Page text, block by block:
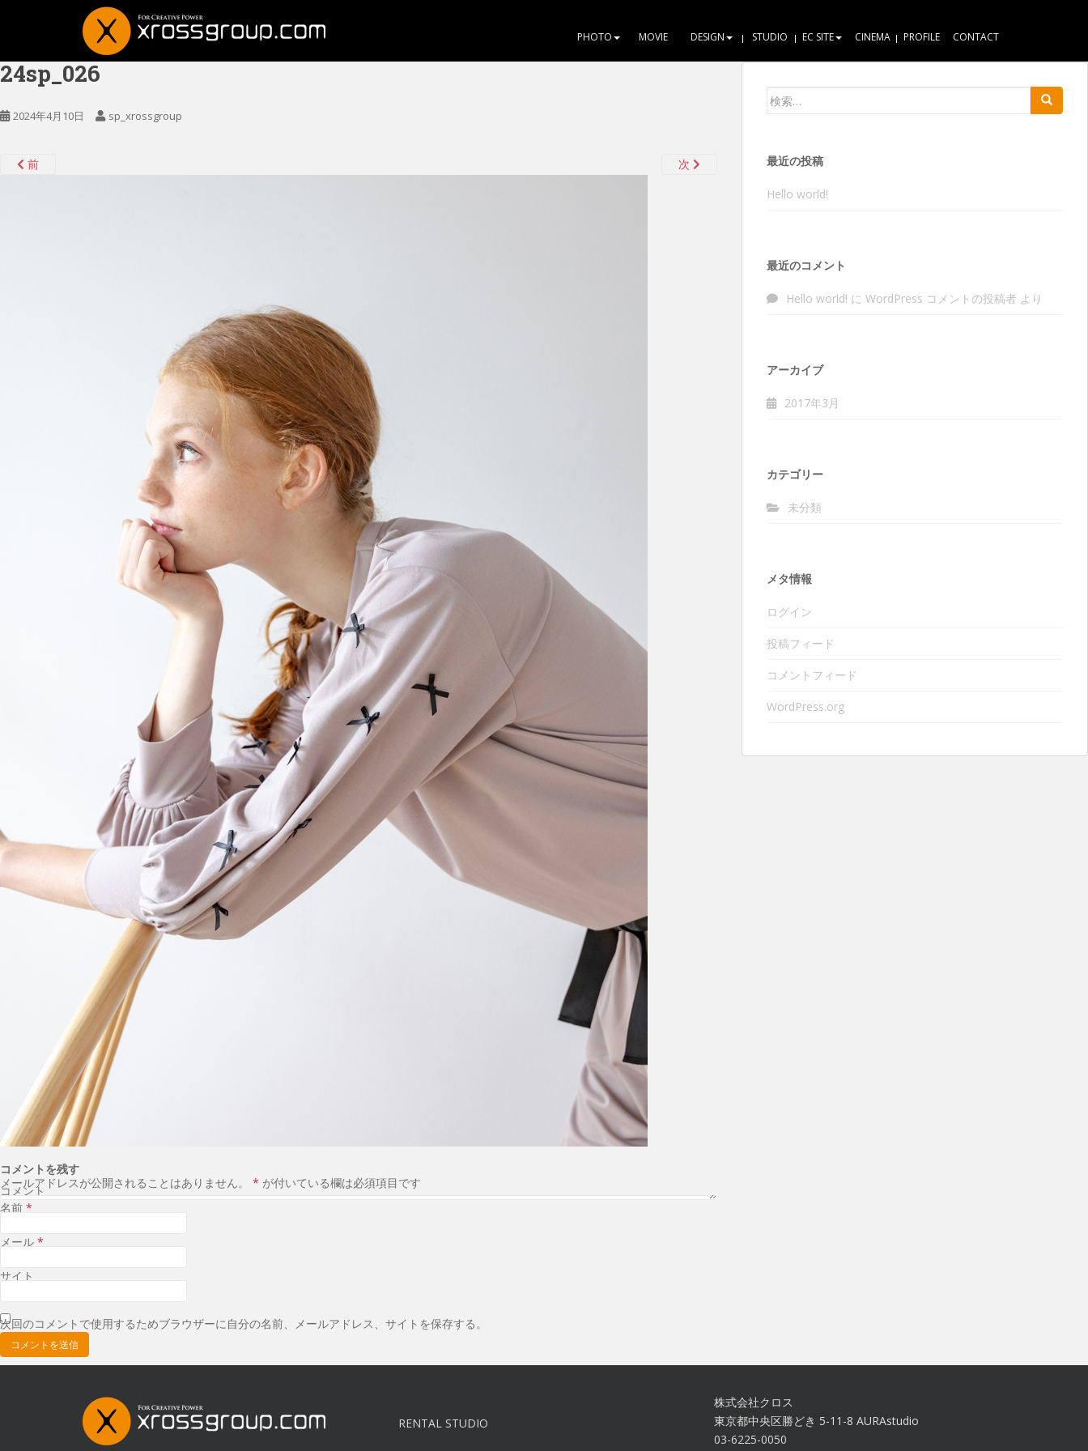
PHOTO MOVIE DESIGN STUDIO EC SITE CINEMA PROFILE CONTACT
24sp_026
2024年4月10日 sp_xrossgroup
前 次
コメントを残す
メールアドレスが公開されることはありません。
* が付いている欄は必須項目です
コメント
名前 *
メール *
サイト
次回のコメントで使用するためブラウザーに自分の名前、メールアドレス、サイトを保存する。
最近の投稿
Hello world!
最近のコメント
Hello world! に WordPress コメントの投稿者 より
アーカイブ
2017年3月
カテゴリー
未分類
メタ情報
ログイン
投稿フィード
コメントフィード
WordPress.org
RENTAL STUDIO
株式会社クロス
東京都中央区勝どき 5-11-8 AURAstudio
03-6225-0050